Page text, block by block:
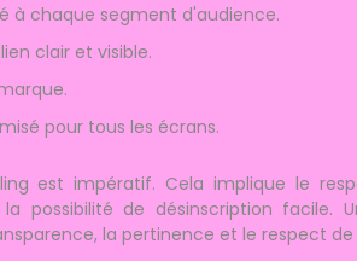
à chaque segment d'audience.
clair et visible.
pour tous les écrans.
est impératif. Cela implique le
possibilité de désinscription facile.
la pertinence et le respect de